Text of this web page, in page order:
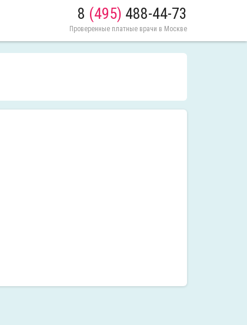
8 (495) 488-44-73
Проверенные платные врачи в Москве